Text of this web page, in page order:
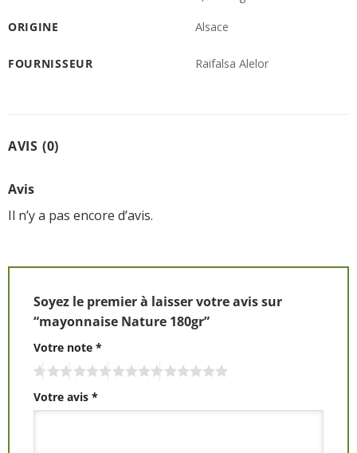
ORIGINE Alsace
FOURNISSEUR Raifalsa Alelor
AVIS (0)
Avis
Il n’y a pas encore d’avis.
Soyez le premier à laisser votre avis sur
“mayonnaise Nature 180gr”
Votre note *
Votre avis *